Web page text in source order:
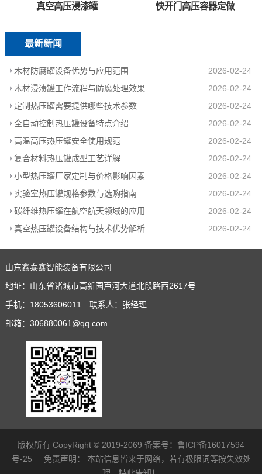
真空高压浸漆罐 快开门高压容器定做
最新新闻
木材防腐罐设备优势与应用范围
2026-02-24
木材浸渍罐工作流程与防腐处理效果
2026-02-24
定制热压罐需要提供哪些技术参数
2026-02-24
全自动控制热压罐设备特点介绍
2026-02-24
高温高压热压罐安全使用规范
2026-02-24
复合材料热压罐成型工艺详解
2026-02-24
小型热压罐厂家定制与价格影响因素
2026-02-24
实验室热压罐规格参数与选购指南
2026-02-24
碳纤维热压罐在航空航天领域的应用
2026-02-24
真空热压罐设备结构与技术优势解析
2026-02-24
山东鑫泰鑫智能装备有限公司
地址：山东省诸城市高新园芦河大道北段路西2617号
手机：18053606011 联系人：张经理
邮箱：306880061@qq.com
版权所有 CopyRight © 2019-2069 备案号： 鲁ICP备16017594
号-25
免责声明：
本站信息皆来于网络，若有极限词等按失效处